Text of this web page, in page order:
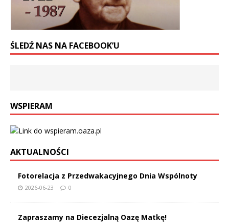
ŚLEDŹ NAS NA FACEBOOK’U
WSPIERAM
AKTUALNOŚCI
Fotorelacja z Przedwakacyjnego Dnia Wspólnoty
2026-06-23 0
Zapraszamy na Diecezjalną Oazę Matkę!